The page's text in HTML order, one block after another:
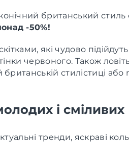
британський стиль
-50%!
які чудово
червоного. Також
британській стилістиці
і сміливих
тренди, яскраві